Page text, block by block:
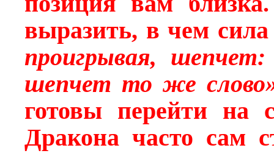
выразить, в чем
проигрывая,
шепчет то же
готовы перейти на
Дракона часто сам